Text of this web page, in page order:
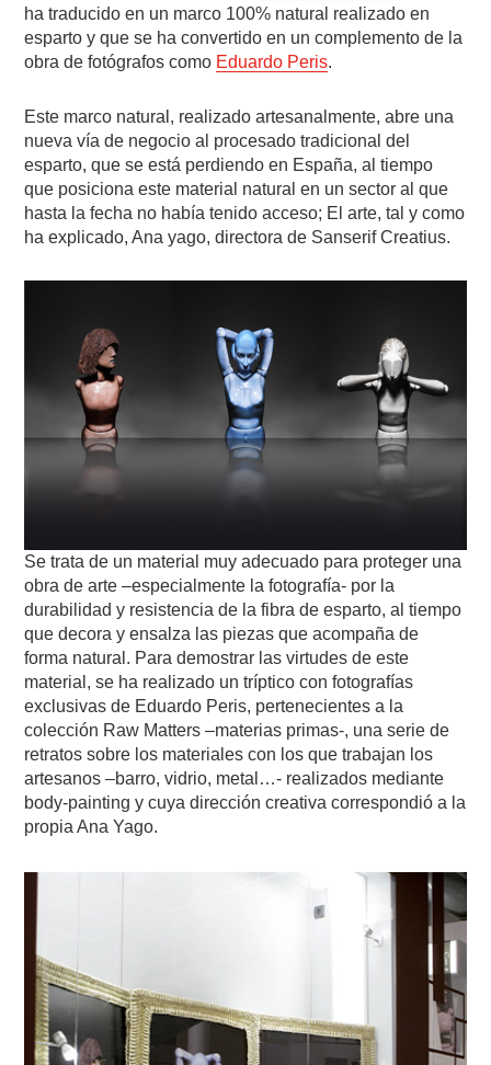
ha traducido en un marco 100% natural realizado en
esparto y que se ha convertido en un complemento de la
obra de fotógrafos como Eduardo Peris.
Este marco natural, realizado artesanalmente, abre una
nueva vía de negocio al procesado tradicional del
esparto, que se está perdiendo en España, al tiempo
que posiciona este material natural en un sector al que
hasta la fecha no había tenido acceso; El arte, tal y como
ha explicado, Ana yago, directora de Sanserif Creatius.
Se trata de un material muy adecuado para proteger una
obra de arte –especialmente la fotografía- por la
durabilidad y resistencia de la fibra de esparto, al tiempo
que decora y ensalza las piezas que acompaña de
forma natural. Para demostrar las virtudes de este
material, se ha realizado un tríptico con fotografías
exclusivas de Eduardo Peris, pertenecientes a la
colección Raw Matters –materias primas-, una serie de
retratos sobre los materiales con los que trabajan los
artesanos –barro, vidrio, metal…- realizados mediante
body-painting y cuya dirección creativa correspondió a la
propia Ana Yago.